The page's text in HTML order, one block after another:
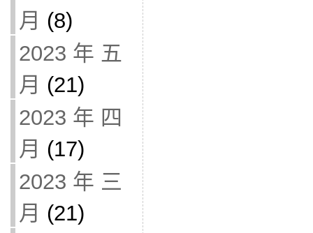
月 (8)
2023 年 五
月 (21)
2023 年 四
月 (17)
2023 年 三
月 (21)